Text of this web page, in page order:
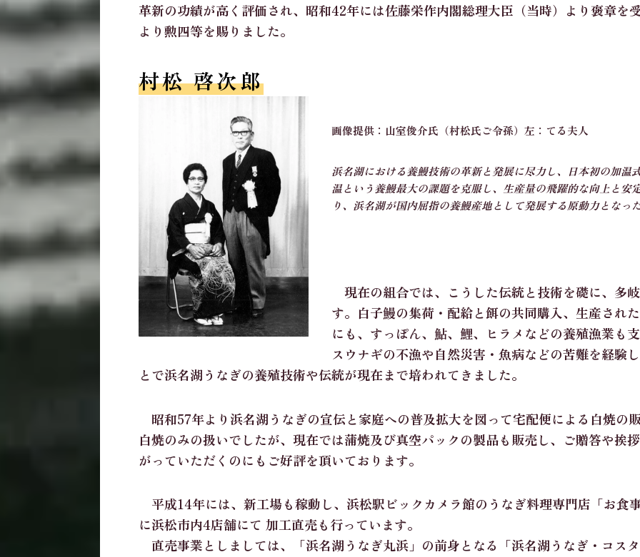
革新の功績が高く評価され、昭和42年には佐藤栄作内閣総理大臣（当時）より褒章を
より勲四等を賜りました。
村松 啓次郎
画像提供：山室俊介氏（村松氏ご令孫）左：てる夫人
浜名湖における養鰻技術の革新と発展に尽力し、日本初の加温
温という養鰻最大の課題を克服し、生産量の飛躍的な向上と安
り、浜名湖が国内屈指の養鰻産地として発展する原動力となっ
現在の組合では、こうした伝統と技術を礎に、多
す。白子鰻の集荷・配給と餌の共同購入、生産され
にも、すっぽん、鮎、鯉、ヒラメなどの養殖漁業も
スウナギの不漁や自然災害・魚病などの苦難を経験
とで浜名湖うなぎの養殖技術や伝統が現在まで培われてきました。
昭和57年より浜名湖うなぎの宣伝と家庭への普及拡大を図って宅配便による白焼の
白焼のみの扱いでしたが、現在では蒲焼及び真空パックの製品も販売し、ご贈答や挨
がっていただくのにもご好評を頂いております。
平成14年には、新工場も稼動し、浜松駅ビックカメラ館のうなぎ料理専門店「お食
に浜松市内4店舗にて 加工直売も行っています。
直売事業としましては、「浜名湖うなぎ丸浜」の前身となる「浜名湖うなぎ・コス